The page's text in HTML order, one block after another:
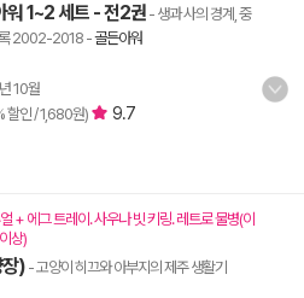
워 1~2 세트 - 전2권- 생과 사의 경계, 중
록 2002-2018-골든아워
10월
할인 / 1,680원)
9.7
+ 에그 트레이. 사우나 빗 키링. 레트로 물병(이
상)
장) - 고양이 히끄와 아부지의 제주 생활기